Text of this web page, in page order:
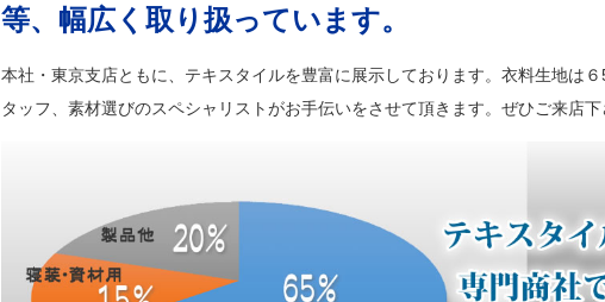
等、幅広く取り扱っています。
本社・東京支店ともに、テキスタイルを豊富に展示しております。衣料生地は
タッフ、素材選びのスペシャリストがお手伝いをさせて頂きます。ぜひご来店下